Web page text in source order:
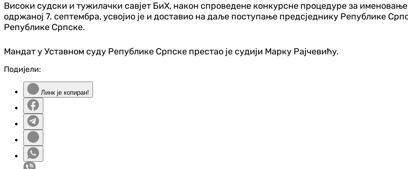
Високи судски и тужилачки савјет БиХ, након спроведене конкурсне процедуре за
одржаној 7. септембра, усвојио је и доставио на даље поступање предсједнику Републике
Републике Српске.
Мандат у Уставном суду Републике Српске престао је судији Марку Рајчевићу.
Подијели:
Линк је копиран!